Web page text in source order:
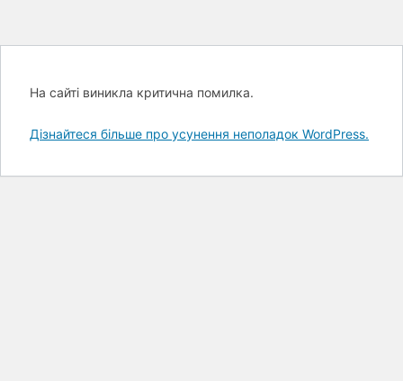
На сайті виникла критична помилка.
Дізнайтеся більше про усунення неполадок WordPress.